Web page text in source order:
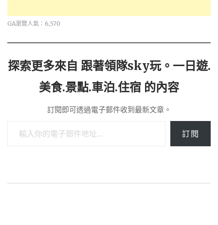
GA瀏覽人氣：6,570
探索更多來自 跟著領隊sky玩。一日遊.
美食.景點.車泊.住宿 的內容
訂閱即可透過電子郵件收到最新文章。
訂閱